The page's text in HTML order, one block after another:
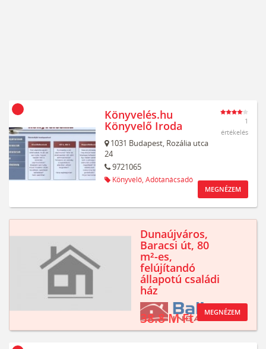
Könyvelés.hu
Könyvelő Iroda
1031 Budapest, Rozália utca
24
9721065
Könyvelő, Adótanácsadó
1
értékelés
MEGNÉZEM
Dunaújváros,
Baracsi út, 80
m²-es,
felújítandó
állapotú családi
ház
38.8 M Ft MEGNÉZEM